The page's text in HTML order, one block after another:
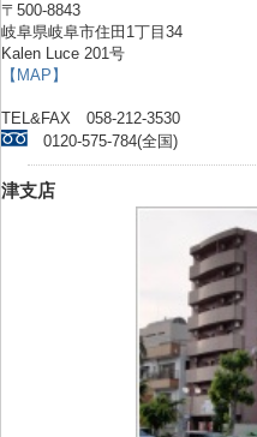
〒500-8843
岐阜県岐阜市住田1丁目34
Kalen Luce 201号
【MAP】
TEL&FAX 058-212-3530
0120-575-784(全国)
津支店